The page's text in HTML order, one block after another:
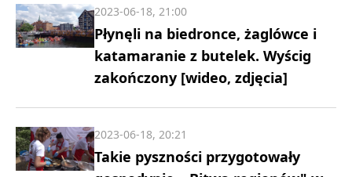
Płynęli na biedronce, żaglówce i
katamaranie z butelek. Wyścig
zakończony [wideo, zdjęcia]
2023-06-18, 21:00
Takie pyszności przygotowały
2023-06-18, 20:21